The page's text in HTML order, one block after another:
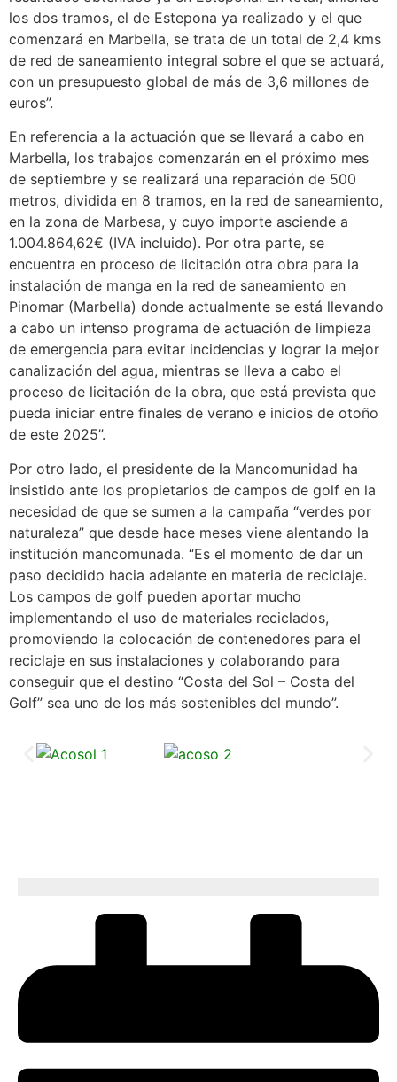
los dos tramos, el de Estepona ya realizado y el que
comenzará en Marbella, se trata de un total de 2,4 kms
de red de saneamiento integral sobre el que se actuará,
con un presupuesto global de más de 3,6 millones de
euros”.
En referencia a la actuación que se llevará a cabo en
Marbella, los trabajos comenzarán en el próximo mes
de septiembre y se realizará una reparación de 500
metros, dividida en 8 tramos, en la red de saneamiento,
en la zona de Marbesa, y cuyo importe asciende a
1.004.864,62€ (IVA incluido). Por otra parte, se
encuentra en proceso de licitación otra obra para la
instalación de manga en la red de saneamiento en
Pinomar (Marbella) donde actualmente se está llevando
a cabo un intenso programa de actuación de limpieza
de emergencia para evitar incidencias y lograr la mejor
canalización del agua, mientras se lleva a cabo el
proceso de licitación de la obra, que está prevista que
pueda iniciar entre finales de verano e inicios de otoño
de este 2025”.
Por otro lado, el presidente de la Mancomunidad ha
insistido ante los propietarios de campos de golf en la
necesidad de que se sumen a la campaña “verdes por
naturaleza” que desde hace meses viene alentando la
institución mancomunada. “Es el momento de dar un
paso decidido hacia adelante en materia de reciclaje.
Los campos de golf pueden aportar mucho
implementando el uso de materiales reciclados,
promoviendo la colocación de contenedores para el
reciclaje en sus instalaciones y colaborando para
conseguir que el destino “Costa del Sol – Costa del
Golf” sea uno de los más sostenibles del mundo”.